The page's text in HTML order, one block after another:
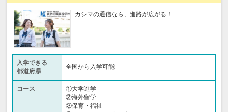
カシマの通信なら、進路が広がる！
入学できる
都道府県
全国から入学可能
コース
①大学進学
②海外留学
③保育・福祉